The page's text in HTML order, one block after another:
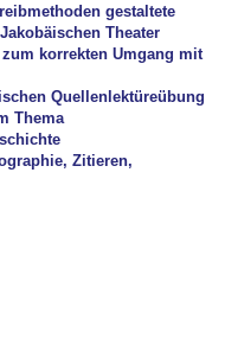
gestaltete
Theater
korrekten Umgang mit
Quellenlektüreübung
Thema
Zitieren,